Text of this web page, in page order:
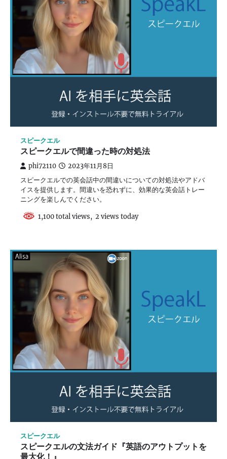
スピークエル
スピークエルで間違った時の対処法
phi72110 2023年11月8日
スピークエルでの英会話中の間違いについての対処法やアドバ
イスを提供します。間違いを恐れずに、効果的な英会話トレー
ニングを楽しんでください。
1,100 total views, 2 views today
スピークエル
スピークエルの文法ガイド『英語のアウトプットを